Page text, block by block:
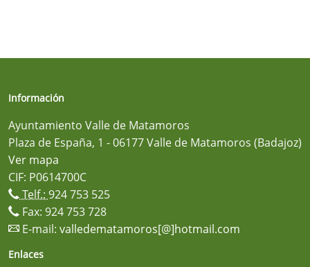
Información
Ayuntamiento Valle de Matamoros
Plaza de España, 1 - 06177 Valle de Matamoros (Badajoz)
Ver mapa
CIF: P0614700C
Telf.: 924 753 525
Fax: 924 753 728
E-mail: valledematamoros[@]hotmail.com
Enlaces